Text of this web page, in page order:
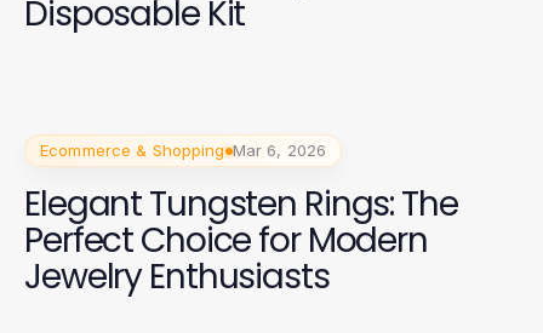
Disposable Kit
Ecommerce & Shopping Mar 6, 2026
Elegant Tungsten Rings: The
Perfect Choice for Modern
Jewelry Enthusiasts